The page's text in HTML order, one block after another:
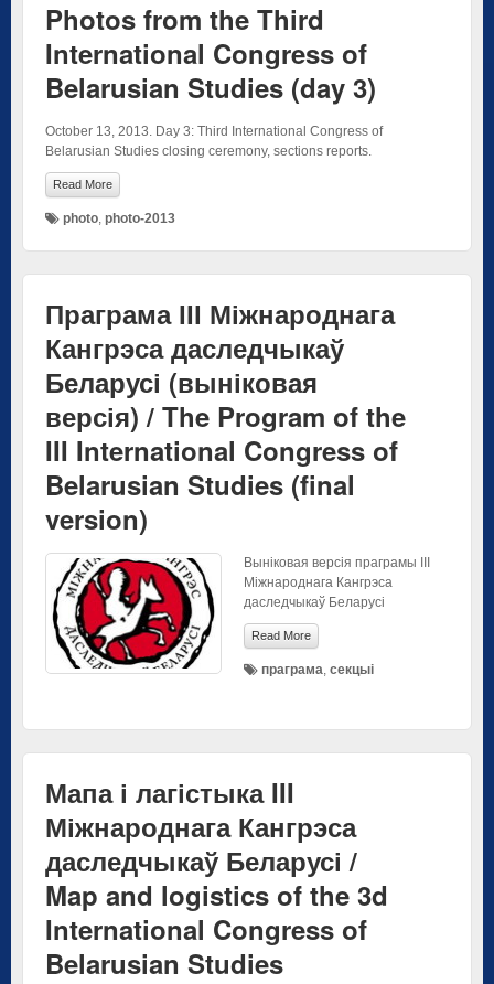
Photos from the Third
International Congress of
Belarusian Studies (day 3)
October 13, 2013. Day 3: Third International Congress of
Belarusian Studies closing ceremony, sections reports.
Read More
photo, photo-2013
Праграма ІІІ Міжнароднага
Кангрэса даследчыкаў
Беларусі (выніковая
версія) / The Program of the
III International Congress of
Belarusian Studies (final
version)
Выніковая версія праграмы ІІІ
Міжнароднага Кангрэса
даследчыкаў Беларусі
Read More
праграма, секцыі
Мапа і лагістыка III
Міжнароднага Кангрэса
даследчыкаў Беларусі /
Map and logistics of the 3d
International Congress of
Belarusian Studies